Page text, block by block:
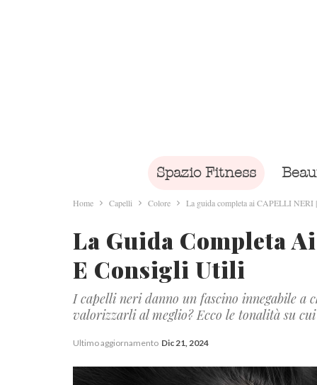
Spazio Fitness
Home Capelli Colore La guida completa ai CAPELLI NERI
La Guida Completa
E Consigli Utili
I capelli neri danno un fascino innegabile
valorizzarli al meglio? Ecco le tonalità su
Ultimo aggiornamento Dic 21, 2024